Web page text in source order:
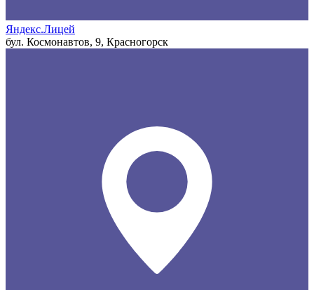
Яндекс.Лицей
бул. Космонавтов, 9, Красногорск